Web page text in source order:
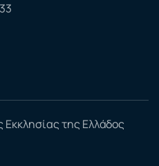
της Ελλάδος